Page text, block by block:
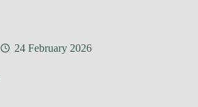
24 February 2026